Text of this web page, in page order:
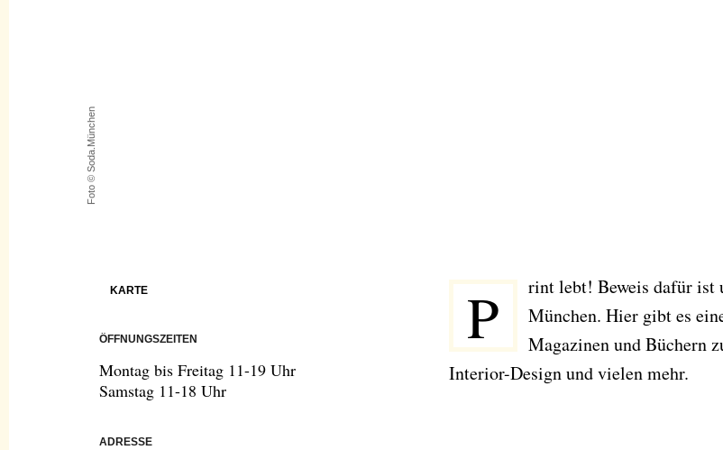
Foto © Soda.München
KARTE
ÖFFNUNGSZEITEN
Montag bis Freitag 11-19 Uhr
Samstag 11-18 Uhr
ADRESSE
P
rint lebt! Beweis dafür ist
München. Hier gibt es
Magazinen und Büchern
Interior-Design und vielen mehr.